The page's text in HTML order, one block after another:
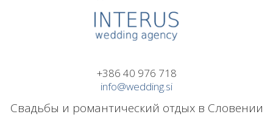
+386 40 976 718
info@wedding.si
Свадьбы и романтический отдых в Словении